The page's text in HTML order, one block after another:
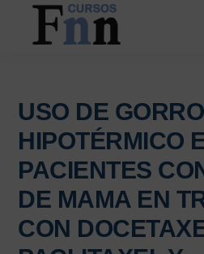
Saltar
contenido
Saltar
principal
online
USO DE GORRO
HIPOTÉRMICO
PACIENTES
DE MAMA EN
CON